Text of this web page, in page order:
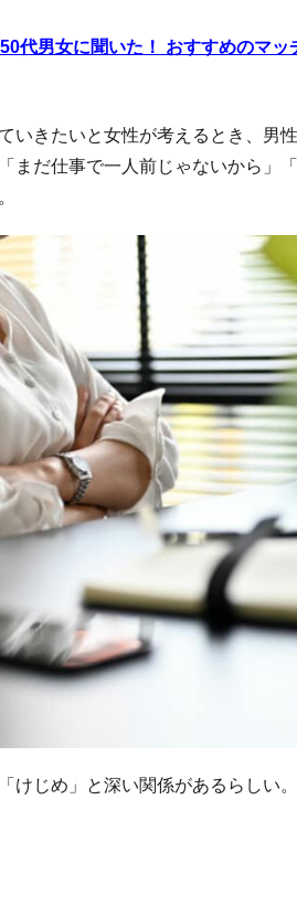
代男女に聞いた！ おすすめのマ
いきたいと女性が考えるとき、男
まだ仕事で一人前じゃないから」
けじめ」と深い関係があるらしい。